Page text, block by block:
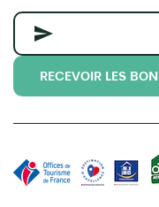
RECEVOIR LES